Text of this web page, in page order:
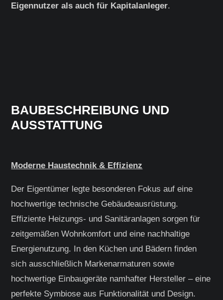
Eigennutzer als auch für Kapitalanleger.
BAUBESCHREIBUNG UND
AUSSTATTUNG
Moderne Haustechnik & Effizienz
Der Eigentümer legte besonderen Fokus auf eine
hochwertige technische Gebäudeausrüstung.
Effiziente Heizungs- und Sanitäranlagen sorgen für
zeitgemäßen Wohnkomfort und eine nachhaltige
Energienutzung. In den Küchen und Bädern finden
sich ausschließlich Markenarmaturen sowie
hochwertige Einbaugeräte namhafter Hersteller – eine
perfekte Symbiose aus Funktionalität und Design.